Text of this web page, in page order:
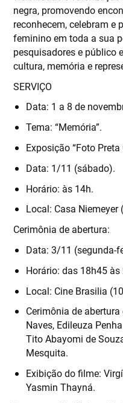
negra, promovendo
reconhecem, celebram e
feminino em toda a sua
pesquisadores e público
cultura, memória e
SERVIÇO
Data: 1 a 8 de
Tema: “Memória”.
Exposição “Foto Preta
Data: 1/11 (sábado).
Horário: às 14h.
Local: Casa Niemeyer
Cerimônia de abertura:
Data: 3/11 (segunda-
Horário: das 18h45 às
Local: Cine Brasilia
Cerimônia de
Naves, Edileuza
Tito Abayomi de
Mesquita.
Exibição do filme:
Yasmin Thayná.